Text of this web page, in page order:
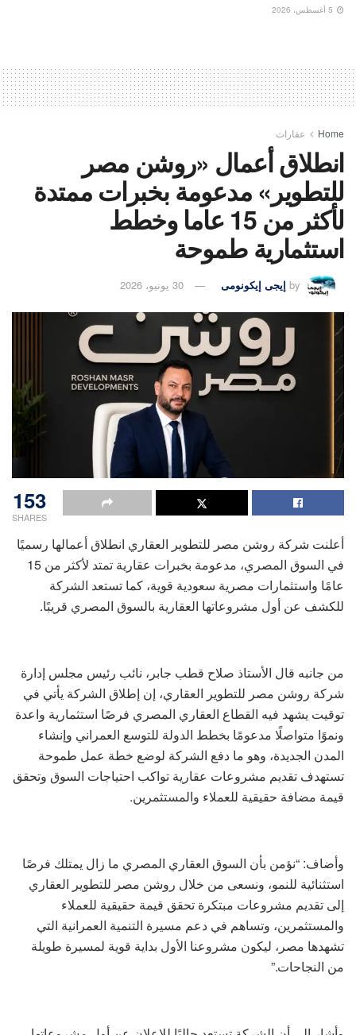
Home عقارات
انطلاق أعمال «روشن مصر
للتطوير» مدعومة بخبرات ممتدة
لأكثر من 15 عاما وخطط
استثمارية طموحة
by إيجى إيكونومى 30 يونيو، 2026
153
SHARES
أعلنت شركة روشن مصر للتطوير العقاري انطلاق أعمالها رسميًا
في السوق المصري، مدعومة بخبرات عقارية تمتد لأكثر من 15
عامًا واستثمارات مصرية سعودية قوية، كما تستعد الشركة
للكشف عن أول مشروعاتها العقارية بالسوق المصري قريبًا.
من جانبه قال الأستاذ صلاح قطب جابر، نائب رئيس مجلس إدارة
شركة روشن مصر للتطوير العقاري، إن إطلاق الشركة يأتي في
توقيت يشهد فيه القطاع العقاري المصري فرصًا استثمارية واعدة
ونموًا متواصلًا مدعومًا بخطط الدولة للتوسع العمراني وإنشاء
المدن الجديدة، وهو ما دفع الشركة لوضع خطة عمل طموحة
تستهدف تقديم مشروعات عقارية تواكب احتياجات السوق وتحقق
قيمة مضافة حقيقية للعملاء والمستثمرين.
وأضاف: “نؤمن بأن السوق العقاري المصري ما زال يمتلك فرصًا
استثنائية للنمو، ونسعى من خلال روشن مصر للتطوير العقاري
إلى تقديم مشروعات مبتكرة تحقق قيمة حقيقية للعملاء
والمستثمرين، وتساهم في دعم مسيرة التنمية العمرانية التي
تشهدها مصر، ليكون مشروعنا الأول بداية قوية لمسيرة طويلة
من النجاحات.”